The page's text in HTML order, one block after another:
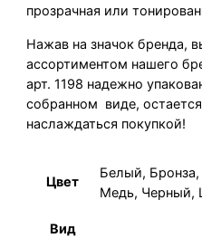
прозрачная или
Нажав на значок бренда,
ассортиментом нашего
арт. 1198 надежно
собранном виде,
наслаждаться покупкой!
Цвет
Белый, Бронза,
Медь, Черный,
Вид